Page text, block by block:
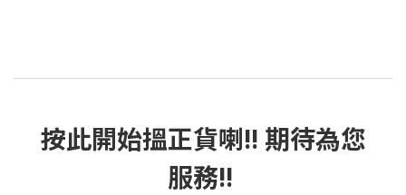
按此開始搵正貨喇!! 期待為您
服務!!